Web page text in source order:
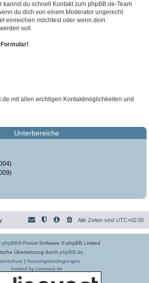
kannst du schnell Kontakt zum phpBB.de-Team
du dich von einem Moderator ungerecht
einreichen möchtest oder wenn dein
soll.
mit allen wichtigen Kontaktmöglichkeiten und
Unterbereiche
Alle Zeiten sind UTC+02:00
phpBB® Forum Software © phpBB Limited
Übersetzung durch phpBB.de
| Nutzungsbedingungen
hosted by Linevast.de